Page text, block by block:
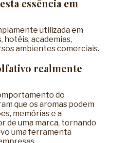
essência em
utilizada em
hotéis, academias,
ambientes comerciais.
realmente
do
que os aromas podem
memórias e a
de uma marca, tornando
uma ferramenta